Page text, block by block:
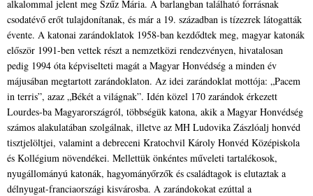
alkalommal jelent meg Szűz Mária. A barlangban található forrásnak
csodatévő erőt tulajdonítanak, és már a 19. században is tízezrek látogatták
évente. A katonai zarándoklatok 1958-ban kezdődtek meg, magyar katonák
először 1991-ben vettek részt a nemzetközi rendezvényen, hivatalosan
pedig 1994 óta képviselteti magát a Magyar Honvédség a minden év
májusában megtartott zarándoklaton. Az idei zarándoklat mottója: „Pacem
in terris”, azaz „Békét a világnak”. Idén közel 170 zarándok érkezett
Lourdes-ba Magyarországról, többségük katona, akik a Magyar Honvédség
számos alakulatában szolgálnak, illetve az MH Ludovika Zászlóalj honvéd
tisztjelöltjei, valamint a debreceni Kratochvil Károly Honvéd Középiskola
és Kollégium növendékei. Mellettük önkéntes műveleti tartalékosok,
nyugállományú katonák, hagyományőrzők és családtagok is elutaztak a
délnyugat-franciaországi kisvárosba. A zarándokokat ezúttal a